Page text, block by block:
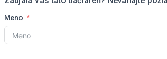
Meno